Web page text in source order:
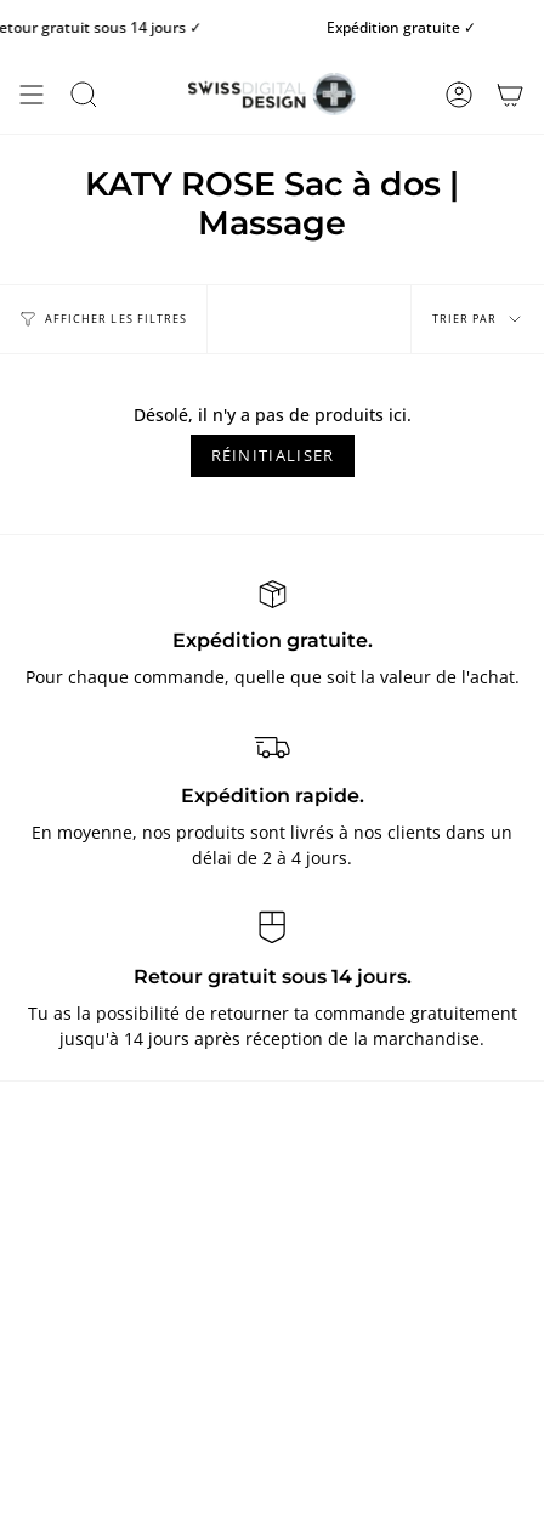
au gratuit sous 14 jours ✓ Expédition gratuite ✓
RECHERCHE COMPTE
KATY ROSE Sac à dos |
Massage
AFFICHER LES FILTRES
par
TRIER PAR
Désolé, il n'y a pas de produits ici.
RÉINITIALISER
Expédition gratuite.
Pour chaque commande, quelle que soit la valeur de l'achat.
Expédition rapide.
En moyenne, nos produits sont livrés à nos clients dans un
délai de 2 à 4 jours.
Retour gratuit sous 14 jours.
Tu as la possibilité de retourner ta commande gratuitement
jusqu'à 14 jours après réception de la marchandise.